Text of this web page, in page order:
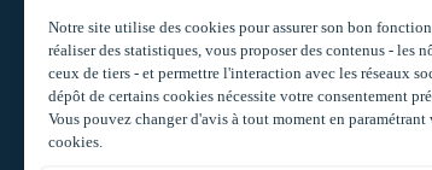
Acteur historique du monde
des SCPI, nous
accompagnons les
épargnants en leur offrant
des solutions